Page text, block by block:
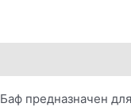
Баф предназначен